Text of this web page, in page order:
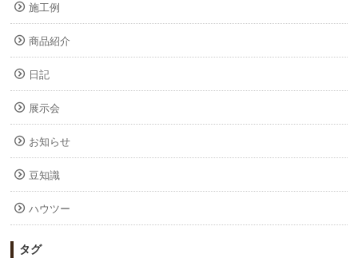
施工例
商品紹介
日記
展示会
お知らせ
豆知識
ハウツー
タグ